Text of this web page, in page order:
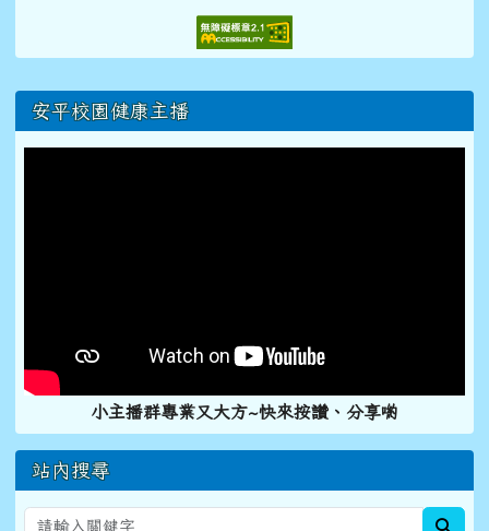
右邊區域內容
安平校園健康主播
小主播群專業又大方~快來按讚、分享喲
站內搜尋